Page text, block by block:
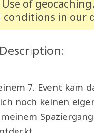
of
conditions in our
7. Event kam
ich noch keinen
meinem Spaziergang